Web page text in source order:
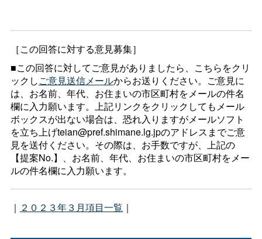
［この回答に対する意見募集］
■この回答に対してご意見がありましたら、こちらをクリ
ックしご意見送信メールからお送りください。ご意見に
は、お名前、年代、お住まいの市区町村をメールの件名
欄に入力願います。上記リンクをクリックしてもメール
ボックスが出ない場合は、恐れ入りますがメールソフト
を立ち上げteian@pref.shimane.lg.jpのアドレスまでご意
見を送付ください。その際は、お手数ですが、上記の
【提案No.】、お名前、年代、お住まいの市区町村をメー
ルの件名欄に入力願います。
｜ ２０２３年３月項目一覧 ｜